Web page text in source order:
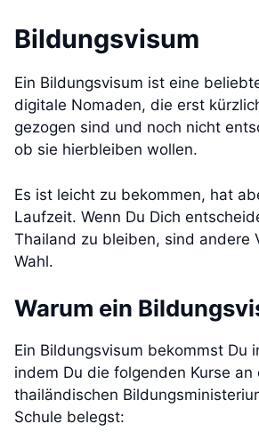
Bildungsvisum
Ein Bildungsvisum ist eine
digitale Nomaden, die erst
gezogen sind und noch nicht
ob sie hierbleiben wollen.
Es ist leicht zu bekommen, hat
Laufzeit. Wenn Du Dich
Thailand zu bleiben, sind andere
Wahl.
Warum ein
Ein Bildungsvisum bekommst Du
indem Du die folgenden Kurse an
thailändischen
Schule belegst: